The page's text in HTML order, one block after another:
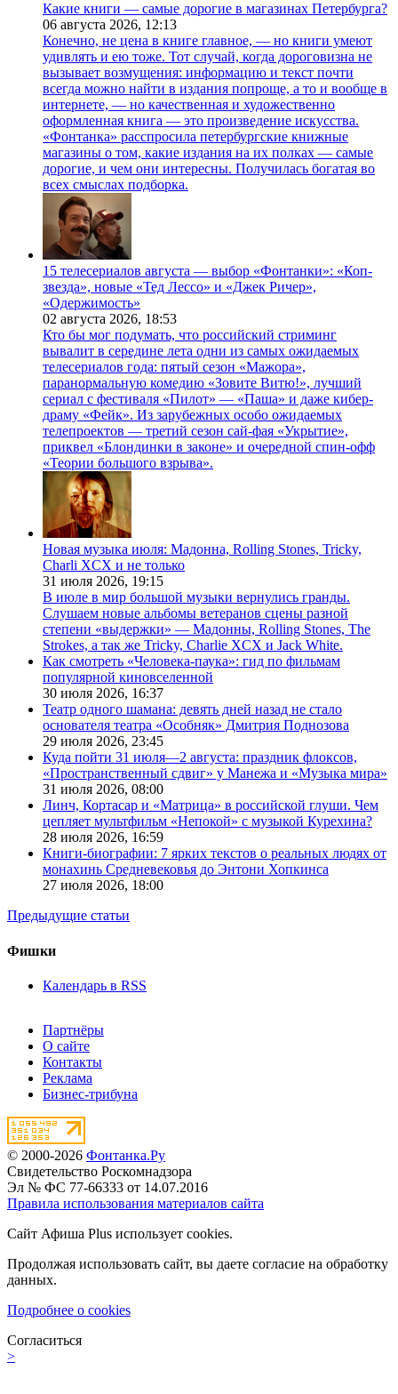
Какие книги — самые дорогие в магазинах Петербурга?
06 августа 2026, 12:13
Конечно, не цена в книге главное, — но книги умеют
удивлять и ею тоже. Тот случай, когда дороговизна не
вызывает возмущения: информацию и текст почти
всегда можно найти в издания попроще, а то и вообще в
интернете, — но качественная и художественно
оформленная книга — это произведение искусства.
«Фонтанка» расспросила петербургские книжные
магазины о том, какие издания на их полках — самые
дорогие, и чем они интересны. Получилась богатая во
всех смыслах подборка.
15 телесериалов августа — выбор «Фонтанки»: «Коп-
звезда», новые «Тед Лессо» и «Джек Ричер»,
«Одержимость»
02 августа 2026, 18:53
Кто бы мог подумать, что российский стриминг
вывалит в середине лета одни из самых ожидаемых
телесериалов года: пятый сезон «Мажора»,
паранормальную комедию «Зовите Витю!», лучший
сериал с фестиваля «Пилот» — «Паша» и даже кибер-
драму «Фейк». Из зарубежных особо ожидаемых
телепроектов — третий сезон сай-фая «Укрытие»,
приквел «Блондинки в законе» и очередной спин-офф
«Теории большого взрыва».
Новая музыка июля: Мадонна, Rolling Stones, Tricky,
Charli XCX и не только
31 июля 2026, 19:15
В июле в мир большой музыки вернулись гранды.
Слушаем новые альбомы ветеранов сцены разной
степени «выдержки» — Мадонны, Rolling Stones, The
Strokes, а так же Tricky, Charlie XCX и Jack White.
Как смотреть «Человека-паука»: гид по фильмам
популярной киновселенной
30 июля 2026, 16:37
Театр одного шамана: девять дней назад не стало
основателя театра «Особняк» Дмитрия Поднозова
29 июля 2026, 23:45
Куда пойти 31 июля—2 августа: праздник флоксов,
«Пространственный сдвиг» у Манежа и «Музыка мира»
31 июля 2026, 08:00
Линч, Кортасар и «Матрица» в российской глуши. Чем
цепляет мультфильм «Непокой» с музыкой Курехина?
28 июля 2026, 16:59
Книги-биографии: 7 ярких текстов о реальных людях от
монахинь Средневековья до Энтони Хопкинса
27 июля 2026, 18:00
Предыдущие статьи
Фишки
Календарь в RSS
Партнёры
О сайте
Контакты
Реклама
Бизнес-трибуна
© 2000-2026 Фонтанка.Ру
Свидетельство Роскомнадзора
Эл № ФС 77-66333 от 14.07.2016
Правила использования материалов сайта
Сайт Афиша Plus использует cookies.
Продолжая использовать сайт, вы даете согласие на обработку
данных.
Подробнее о cookies
Согласиться
>